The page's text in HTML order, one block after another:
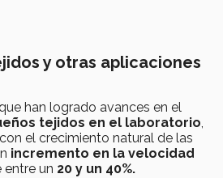
y otras aplicaciones
han logrado avances en el
tejidos en el laboratorio,
el crecimiento natural de las
incremento en la velocidad
entre un 20 y un 40%.